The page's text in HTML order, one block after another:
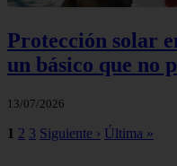
Protección solar
un básico que no
13/07/2026
1 2 3 Siguiente › Última »